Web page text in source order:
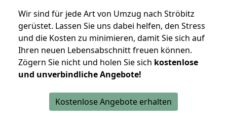
Wir sind für jede Art von Umzug nach Ströbitz
gerüstet. Lassen Sie uns dabei helfen, den Stress
und die Kosten zu minimieren, damit Sie sich auf
Ihren neuen Lebensabschnitt freuen können.
Zögern Sie nicht und holen Sie sich kostenlose
und unverbindliche Angebote!
Kostenlose Angebote erhalten